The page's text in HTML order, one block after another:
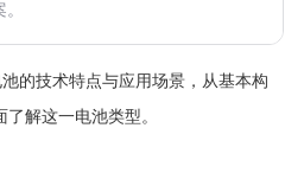
的技术特点与应用场景，从基本构
解这一电池类型。